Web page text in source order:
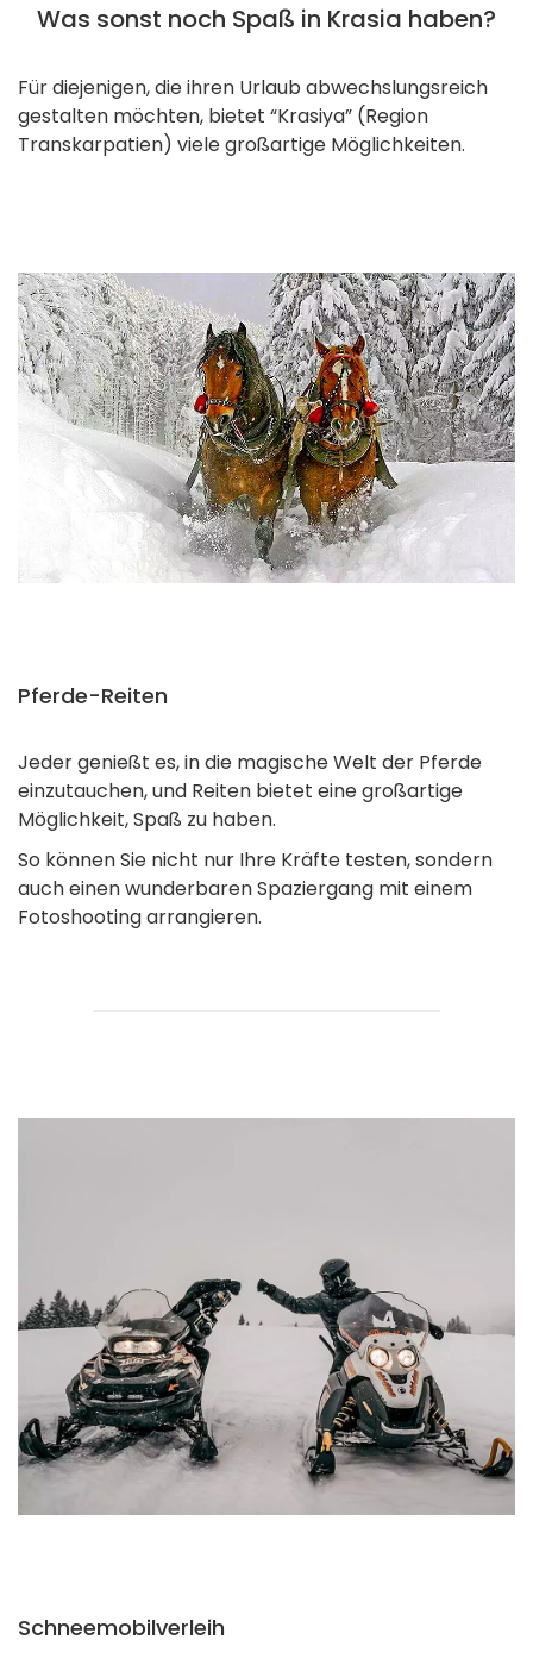
Was sonst noch Spaß in Krasia haben?
Für diejenigen, die ihren Urlaub abwechslungsreich
gestalten möchten, bietet “Krasiya” (Region
Transkarpatien) viele großartige Möglichkeiten.
Pferde-Reiten
Jeder genießt es, in die magische Welt der Pferde
einzutauchen, und Reiten bietet eine großartige
Möglichkeit, Spaß zu haben.
So können Sie nicht nur Ihre Kräfte testen, sondern
auch einen wunderbaren Spaziergang mit einem
Fotoshooting arrangieren.
Schneemobilverleih